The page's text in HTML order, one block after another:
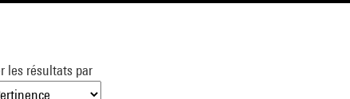
les résultats par